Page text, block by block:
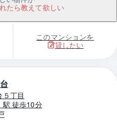
たら教えて欲しい
このマンションを
貸したい
丁目
駅 徒歩10分